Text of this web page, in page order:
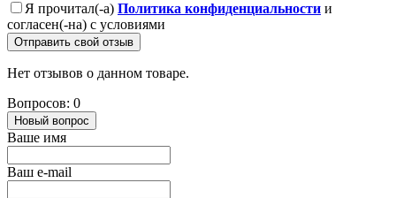
Я прочитал(-а) Политика конфиденциальности и
согласен(-на) с условиями
Отправить свой отзыв
Нет отзывов о данном товаре.
Вопросов: 0
Новый вопрос
Ваше имя
Ваш e-mail